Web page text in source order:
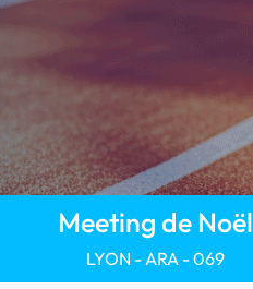
Meeting de Noël
LYON - ARA - 069